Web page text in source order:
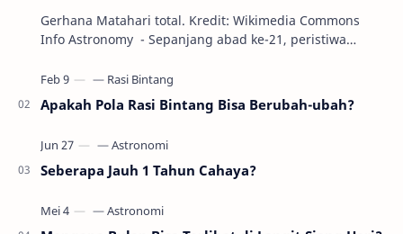
Gerhana Matahari total. Kredit: Wikimedia Commons
Info Astronomy - Sepanjang abad ke-21, peristiwa
Apakah Pola Rasi Bintang Bisa Berubah-ubah?
Seberapa Jauh 1 Tahun Cahaya?